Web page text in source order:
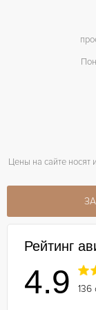
Цены на сайте носят
Рейтинг
4.9 136